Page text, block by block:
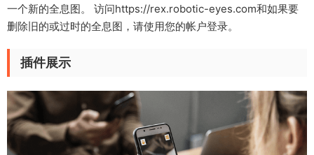
一个新的全息图。 访问https://rex.robotic-eyes.com和如果要
删除旧的或过时的全息图，请使用您的帐户登录。
插件展示